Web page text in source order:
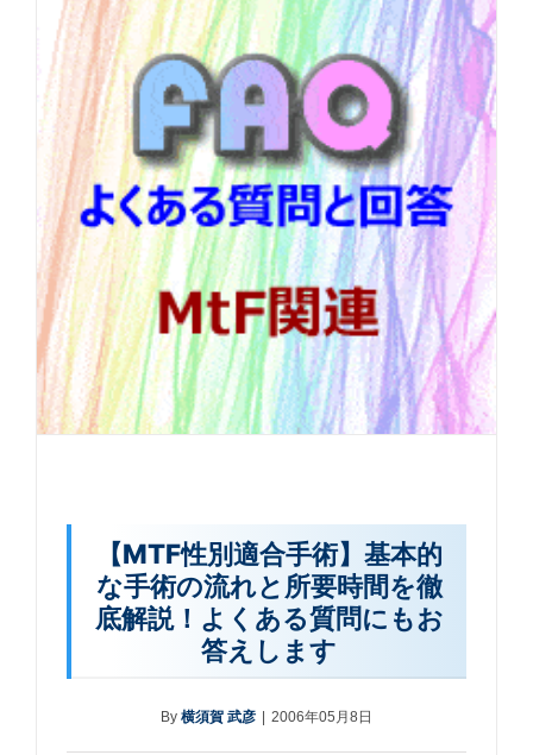
【MTF性別適合手術】基本的
な手術の流れと所要時間を徹
底解説！よくある質問にもお
答えします
By 横須賀 武彦 | 2006年05月8日